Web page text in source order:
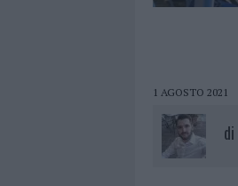
1 AGOSTO 2021
di